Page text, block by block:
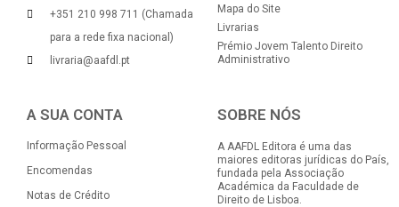
+351 210 998 711 (Chamada
para a rede fixa nacional)
livraria@aafdl.pt
Mapa do Site
Livrarias
Prémio Jovem Talento Direito
Administrativo
A SUA CONTA
Informação Pessoal
Encomendas
Notas de Crédito
SOBRE NÓS
A AAFDL Editora é uma das
maiores editoras jurídicas do País,
fundada pela Associação
Académica da Faculdade de
Direito de Lisboa.